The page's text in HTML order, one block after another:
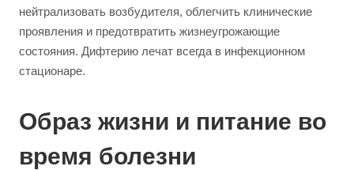
нейтрализовать возбудителя, облегчить клинические
проявления и предотвратить жизнеугрожающие
состояния. Дифтерию лечат всегда в инфекционном
стационаре.
Образ жизни и питание во
время болезни